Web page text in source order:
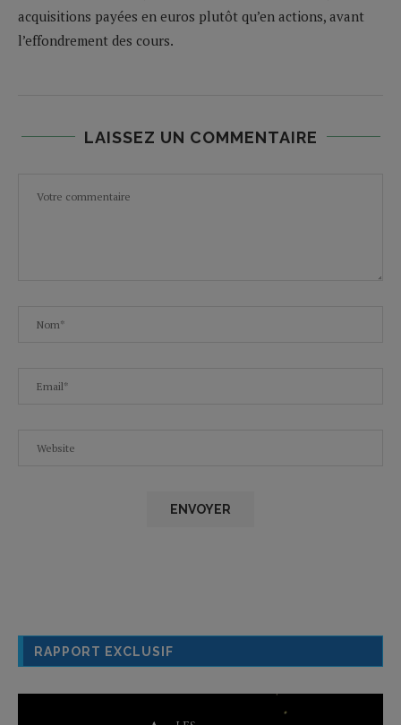
acquisitions payées en euros plutôt qu’en actions, avant
l’effondrement des cours.
LAISSEZ UN COMMENTAIRE
RAPPORT EXCLUSIF